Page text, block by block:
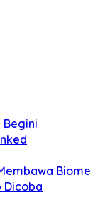
Biome
Dicoba